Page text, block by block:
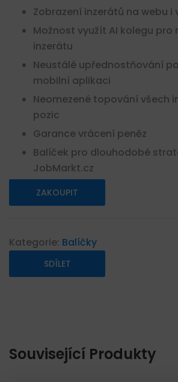
Zobrazení inzerátů na webu
Možnost využít AI kolegu pro
inzerátu
Neustálé upřednostňování
mobilní aplikaci
Neomezené topování všech
pozic
Garance vrácení peněz
Balíček pro dlouhodobé
JobMarkt.cz
ZAKOUPIT
Kategorie: Balíčky
SDÍLET
Související Produkty